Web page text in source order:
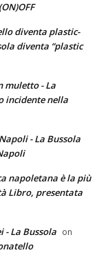
diventa plastic-
diventa “plastic
muletto - La
incidente nella
- La Bussola
napoletana è la più
Libro, presentata
- La Bussola on